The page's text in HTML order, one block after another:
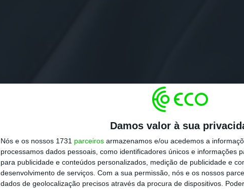
Damos valor à sua
Nós e os nossos 1731 parceiros armazenamos e/ou acedemos a
processamos dados pessoais, como identificadores únicos e informações
para publicidade e conteúdos personalizados, medição de publicidade e
desenvolvimento de serviços. Com a sua permissão, nós e os nossos
dados de geolocalização precisos através da procura de dispositivos.